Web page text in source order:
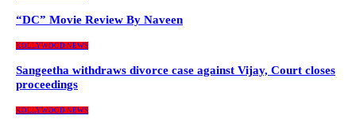
“DC” Movie Review By Naveen
KOLLYWOOD NEWS
Sangeetha withdraws divorce case against Vijay, Court closes
proceedings
KOLLYWOOD NEWS